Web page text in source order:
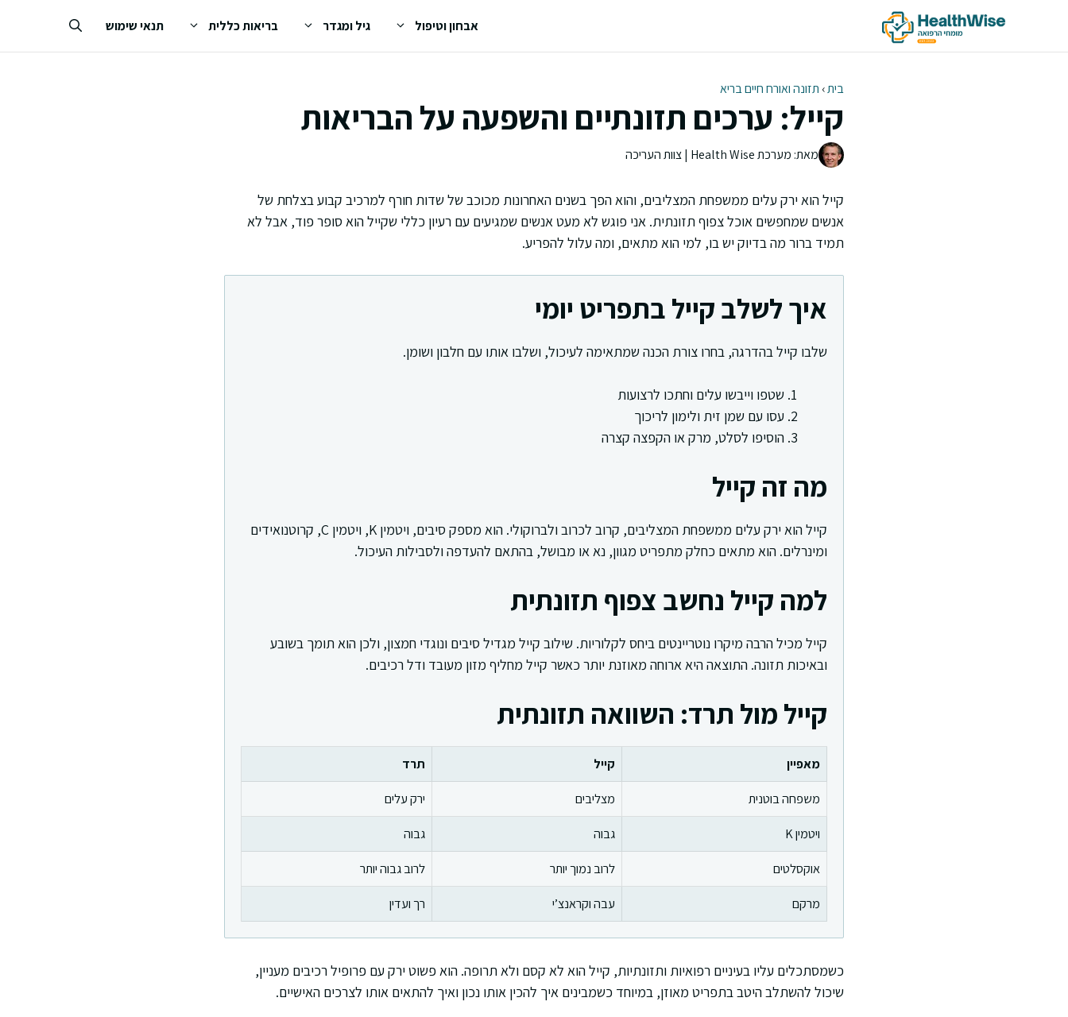
אבחון וטיפול גיל ומגדר בריאות כללית תנאי שימוש
בית› תזונה ואורח חיים בריא
קייל: ערכים תזונתיים והשפעה על הבריאות
מאת: מערכת Health Wise | צוות העריכה
קייל הוא ירק עלים ממשפחת המצליבים, והוא הפך בשנים האחרונות מכוכב של שדות חורף למרכיב קבוע בצלחת של
אנשים שמחפשים אוכל צפוף תזונתית. אני פוגש לא מעט אנשים שמגיעים עם רעיון כללי שקייל הוא סופר פוד, אבל לא
תמיד ברור מה בדיוק יש בו, למי הוא מתאים, ומה עלול להפריע.
איך לשלב קייל בתפריט יומי
שלבו קייל בהדרגה, בחרו צורת הכנה שמתאימה לעיכול, ושלבו אותו עם חלבון ושומן.
שטפו וייבשו עלים וחתכו לרצועות
עסו עם שמן זית ולימון לריכוך
הוסיפו לסלט, מרק או הקפצה קצרה
מה זה קייל
קייל הוא ירק עלים ממשפחת המצליבים, קרוב לכרוב ולברוקולי. הוא מספק סיבים, ויטמין K, ויטמין C, קרוטנואידים
ומינרלים. הוא מתאים כחלק מתפריט מגוון, נא או מבושל, בהתאם להעדפה ולסבילות העיכול.
למה קייל נחשב צפוף תזונתית
קייל מכיל הרבה מיקרו נוטריינטים ביחס לקלוריות. שילוב קייל מגדיל סיבים ונוגדי חמצון, ולכן הוא תומך בשובע
ובאיכות תזונה. התוצאה היא ארוחה מאוזנת יותר כאשר קייל מחליף מזון מעובד ודל רכיבים.
קייל מול תרד: השוואה תזונתית
מאפיין קייל
תרד
משפחה בוטנית
מצליבים
ירק עלים
ויטמין K
גבוה
גבוה
אוקסלטים
לרוב נמוך יותר
לרוב גבוה יותר
מרקם
עבה וקראנצ’י רך ועדין
כשמסתכלים עליו בעיניים רפואיות ותזונתיות, קייל הוא לא קסם ולא תרופה. הוא פשוט ירק עם פרופיל רכיבים מעניין,
שיכול להשתלב היטב בתפריט מאוזן, במיוחד כשמבינים איך להכין אותו נכון ואיך להתאים אותו לצרכים האישיים.